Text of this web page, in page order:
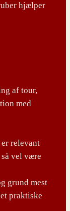
hjælper
af tour,
med
relevant
vel være
grund mest
praktiske